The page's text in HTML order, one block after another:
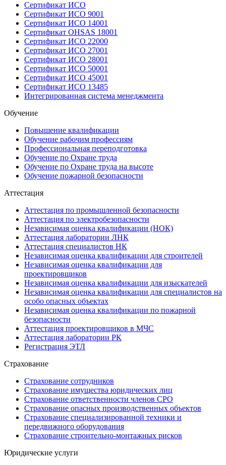
Сертификат ИСО
Сертификат ИСО 9001
Сертификат ИСО 14001
Сертификат OHSAS 18001
Сертификат ИСО 22000
Сертификат ИСО 27001
Сертификат ИСО 28001
Сертификат ИСО 50001
Сертификат ИСО 45001
Сертификат ИСО 13485
Интегрированная система менеджмента
Обучение
Повышение квалификации
Обучение рабочим профессиям
Профессиональная переподготовка
Обучение по Охране труда
Обучение по Охране труда на высоте
Обучение пожарной безопасности
Аттестация
Аттестация по промышленной безопасности
Аттестация по электробезопасности
Независимая оценка квалификации (НОК)
Аттестация лаборатории ЛНК
Аттестация специалистов НК
Независимая оценка квалификации для строителей
Независимая оценка квалификации для
проектировщиков
Независимая оценка квалификации для изыскателей
Независимая оценка квалификации для специалистов на
особо опасных объектах
Независимая оценка квалификации по пожарной
безопасности
Аттестация проектировщиков в МЧС
Аттестация лаборатории РК
Регистрация ЭТЛ
Страхование
Страхование сотрудников
Страхование имущества юридических лиц
Страхование ответственности членов СРО
Страхование опасных производственных объектов
Страхование специализированной техники и
передвижного оборудования
Страхование строительно-монтажных рисков
Юридические услуги